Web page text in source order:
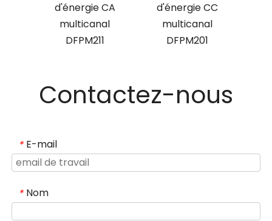
d'énergie CA
multicanal
DFPM211
d'énergie CC
multicanal
DFPM201
Contactez-nous
* E-mail
* Nom